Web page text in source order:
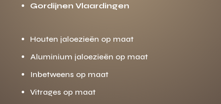
Gordijnen Vlaardingen
Houten jaloezieën op maat
Aluminium jaloezieën op maat
Inbetweens op maat
Vitrages op maat